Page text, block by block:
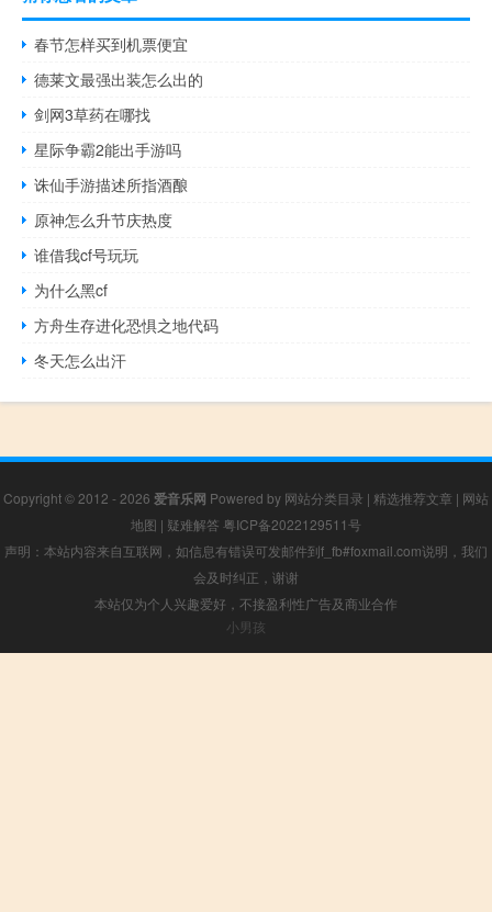
春节怎样买到机票便宜
德莱文最强出装怎么出的
剑网3草药在哪找
星际争霸2能出手游吗
诛仙手游描述所指酒酿
原神怎么升节庆热度
谁借我cf号玩玩
为什么黑cf
方舟生存进化恐惧之地代码
冬天怎么出汗
Copyright © 2012 - 2026 爱音乐网 Powered by 网站分类目录 | 精选推荐文章 | 网站
地图 | 疑难解答 粤ICP备2022129511号
声明：本站内容来自互联网，如信息有错误可发邮件到f_fb#foxmail.com说明，我们
会及时纠正，谢谢
本站仅为个人兴趣爱好，不接盈利性广告及商业合作
小男孩